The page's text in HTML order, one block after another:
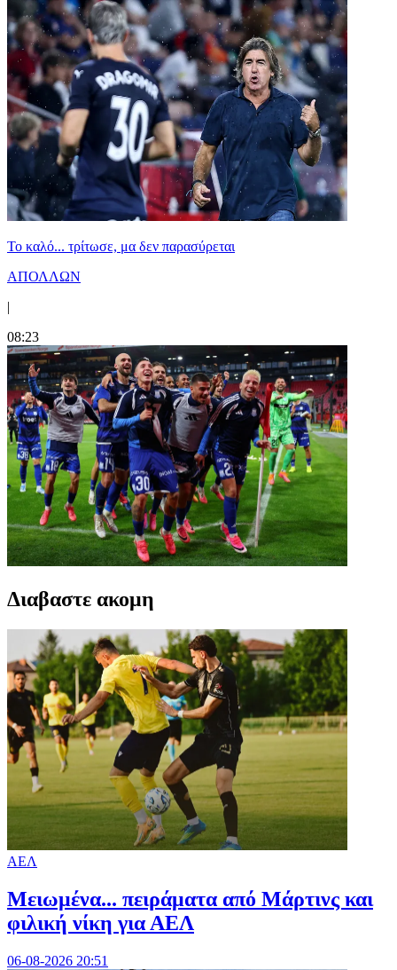
Το καλό... τρίτωσε, μα δεν παρασύρεται
ΑΠΟΛΛΩΝ
|
08:23
Διαβαστε ακομη
ΑΕΛ
Μειωμένα... πειράματα από Μάρτινς και
φιλική νίκη για ΑΕΛ
06-08-2026 20:51